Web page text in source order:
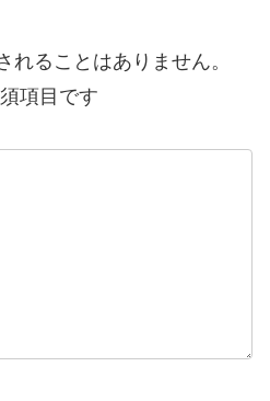
れることはありません。
項目です